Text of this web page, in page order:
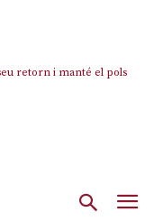
retorn i manté el pols